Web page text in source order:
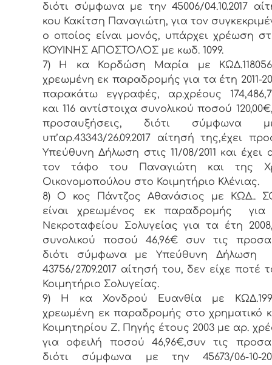
διότι σύμφωνα με την 45006/04.10.2017
κου Κακίτση Παναγιώτη, για τον
ο οποίος είναι μονός, υπάρχει χρέωση
ΚΟΥΙΝΗΣ ΑΠΟΣΤΟΛΟΣ με κωδ. 1099.
7) Η κα Κορδώση Μαρία με
χρεωμένη εκ παραδρομής για τα έτη 2011-
παρακάτω εγγραφές, αρ.χρέους
και 116 αντίστοιχα συνολικού ποσού
προσαυξήσεις, διότι σύμφωνα
υπ’αρ.43343/26.09.2017 αίτησή της,έχει
Υπεύθυνη Δήλωση στις 11/08/2011 και έχει
τον τάφο του Παναγιώτη και της
Οικονομοπούλου στο Κοιμητήριο Κλένιας.
8) Ο κος Πάντζος Αθανάσιος με ΚΩΔ..
είναι χρεωμένος εκ παραδρομής για
Νεκροταφείου Σολυγείας για τα έτη
συνολικού ποσού 46,96€ συν τις
διότι σύμφωνα με Υπεύθυνη Δήλωση
43756/27.09.2017 αίτησή του, δεν είχε ποτέ
Κοιμητήριο Σολυγείας.
9) Η κα Χονδρού Ευανθία με
χρεωμένη εκ παραδρομής στο χρηματικό
Κοιμητηρίου Ζ. Πηγής έτους 2003 με αρ.
για οφειλή ποσού 46,96€,συν τις
διότι σύμφωνα με την 45673/06-10-